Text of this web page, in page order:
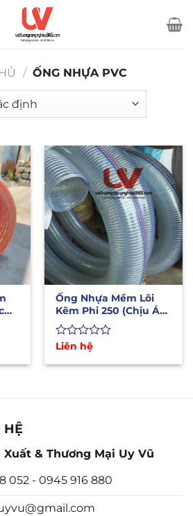
/ ỐNG NHỰA PVC
Ống Nhựa Mềm Lõi
Kẽm Phi 250 (Chịu Áp
Lực Cao, Mài Mòn Tốt)
Được
hạng
Liên hệ
HỆ
Xuất & Thương Mại Uy Vũ
052 - 0945 916 880